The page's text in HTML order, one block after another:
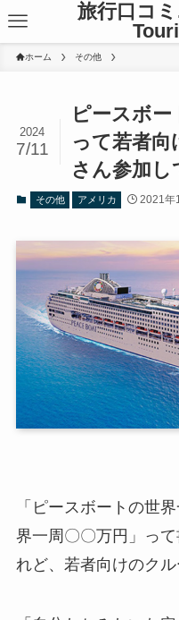
旅行口コ
ホーム その他
ピースボ
って若者向
さん参加し
2024
7/11
その他 アメリカ 2021年
「ピースボートの世
界一周〇〇万円」っ
れど、若者向けのクル